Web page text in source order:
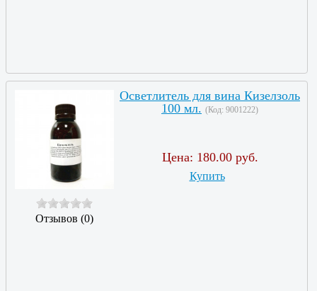
Отзывов (0)
Осветлитель для вина Кизелзоль
100 мл. (Код: 9001222)
Цена: 180.00 руб.
Купить